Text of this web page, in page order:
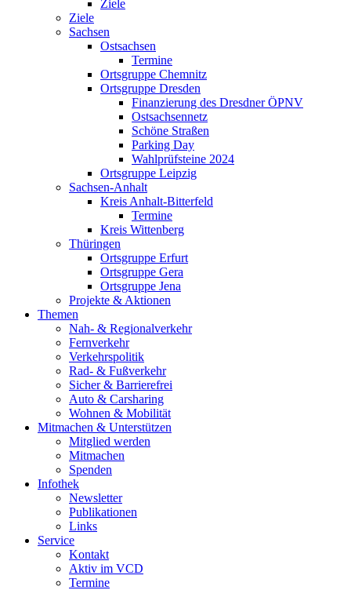
Ziele
Ziele
Sachsen
Ostsachsen
Termine
Ortsgruppe Chemnitz
Ortsgruppe Dresden
Finanzierung des Dresdner ÖPNV
Ostsachsennetz
Schöne Straßen
Parking Day
Wahlprüfsteine 2024
Ortsgruppe Leipzig
Sachsen-Anhalt
Kreis Anhalt-Bitterfeld
Termine
Kreis Wittenberg
Thüringen
Ortsgruppe Erfurt
Ortsgruppe Gera
Ortsgruppe Jena
Projekte & Aktionen
Themen
Nah- & Regionalverkehr
Fernverkehr
Verkehrspolitik
Rad- & Fußverkehr
Sicher & Barrierefrei
Auto & Carsharing
Wohnen & Mobilität
Mitmachen & Unterstützen
Mitglied werden
Mitmachen
Spenden
Infothek
Newsletter
Publikationen
Links
Service
Kontakt
Aktiv im VCD
Termine